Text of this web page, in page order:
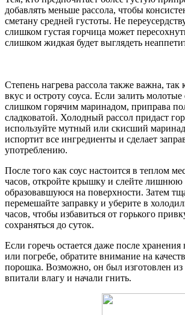
добавлять меньше рассола, чтобы
сметану средней густоты. Не
слишком густая горчица может
слишком жидкая будет выглядеть
Степень нагрева рассола также важна, так
вкус и остроту соуса. Если залить
слишком горячим маринадом, приправа
сладковатой. Холодный рассол придаст
используйте мутный или скисший
испортит все ингредиенты и сделает
употреблению.
После того как соус настоится в теплом
часов, откройте крышку и слейте лишнюю
образовавшуюся на поверхности. Затем
перемешайте заправку и уберите в
часов, чтобы избавиться от горького
сохраняться до суток.
Если горечь остается даже после
или погребе, обратите внимание на
порошка. Возможно, он был изготовлен из
впитали влагу и начали гнить.